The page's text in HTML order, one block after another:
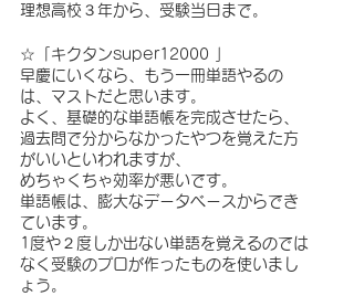
理想高校３年から、受験当日まで。
☆「キクタンsuper12000 」
早慶にいくなら、もう一冊単語やるの
は、マストだと思います。
よく、基礎的な単語帳を完成させたら、
過去問で分からなかったやつを覚えた方
がいいといわれますが、
めちゃくちゃ効率が悪いです。
単語帳は、膨大なデータベースからでき
ています。
1度や２度しか出ない単語を覚えるのでは
なく受験のプロが作ったものを使いまし
ょう。